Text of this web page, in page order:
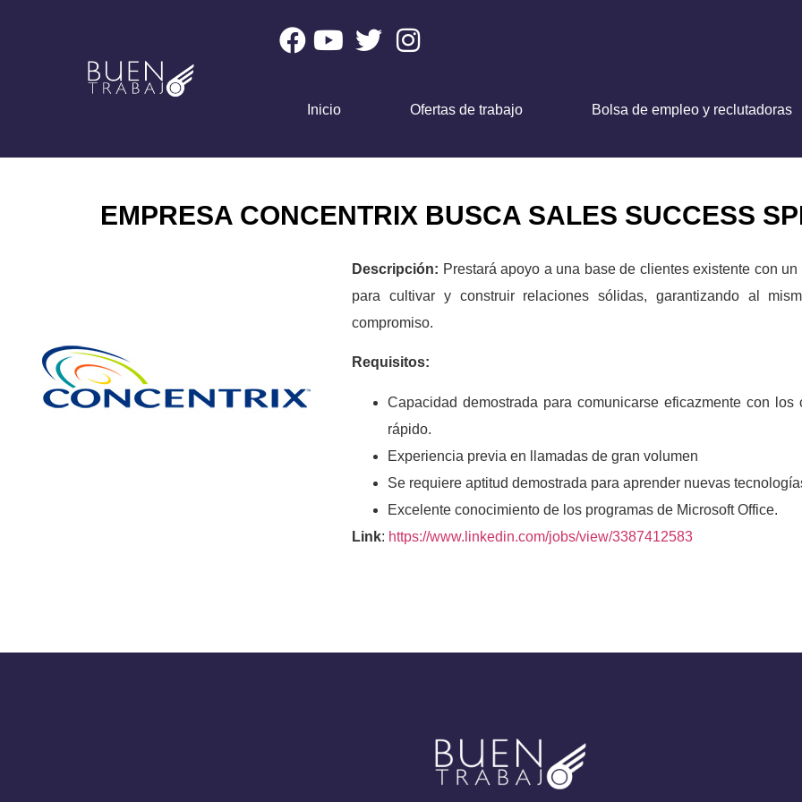
Inicio Ofertas de trabajo Bolsa de empleo y reclutadoras
EMPRESA CONCENTRIX BUSCA SALES SUCCESS
Descripción: Prestará apoyo a una base de clientes existente con
para cultivar y construir relaciones sólidas, garantizando al
compromiso.
Requisitos:
Capacidad demostrada para comunicarse eficazmente con
rápido.
Experiencia previa en llamadas de gran volumen
Se requiere aptitud demostrada para aprender nuevas
Excelente conocimiento de los programas de Microsoft Office.
Link: https://www.linkedin.com/jobs/view/3387412583